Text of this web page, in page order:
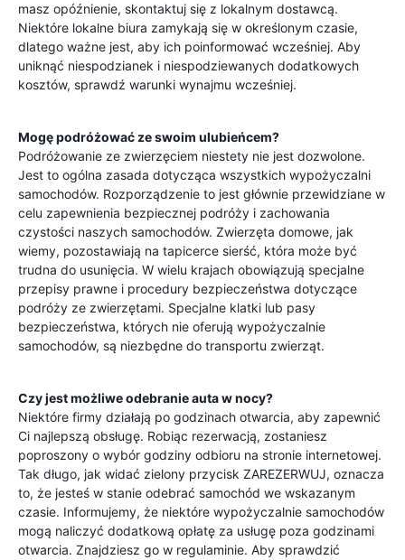
masz opóźnienie, skontaktuj się z lokalnym dostawcą.
Niektóre lokalne biura zamykają się w określonym czasie,
dlatego ważne jest, aby ich poinformować wcześniej. Aby
uniknąć niespodzianek i niespodziewanych dodatkowych
kosztów, sprawdź warunki wynajmu wcześniej.
Mogę podróżować ze swoim ulubieńcem?
Podróżowanie ze zwierzęciem niestety nie jest dozwolone.
Jest to ogólna zasada dotycząca wszystkich wypożyczalni
samochodów. Rozporządzenie to jest głównie przewidziane w
celu zapewnienia bezpiecznej podróży i zachowania
czystości naszych samochodów. Zwierzęta domowe, jak
wiemy, pozostawiają na tapicerce sierść, która może być
trudna do usunięcia. W wielu krajach obowiązują specjalne
przepisy prawne i procedury bezpieczeństwa dotyczące
podróży ze zwierzętami. Specjalne klatki lub pasy
bezpieczeństwa, których nie oferują wypożyczalnie
samochodów, są niezbędne do transportu zwierząt.
Czy jest możliwe odebranie auta w nocy?
Niektóre firmy działają po godzinach otwarcia, aby zapewnić
Ci najlepszą obsługę. Robiąc rezerwacją, zostaniesz
poproszony o wybór godziny odbioru na stronie internetowej.
Tak długo, jak widać zielony przycisk ZAREZERWUJ, oznacza
to, że jesteś w stanie odebrać samochód we wskazanym
czasie. Informujemy, że niektóre wypożyczalnie samochodów
mogą naliczyć dodatkową opłatę za usługę poza godzinami
otwarcia. Znajdziesz go w regulaminie. Aby sprawdzić